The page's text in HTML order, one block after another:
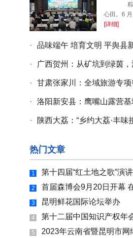
粽
心田。6
[详细]
· 品味端午 培育文明 平舆县
· 广西贺州：从矿坑到绿茵
· 甘肃张家川：全域旅游专
· 洛阳新安县：鹰嘴山露营基
· 陕西大荔：“乡约大荔·丰味
热门文章
1 第十四届“红土地之歌”演讲大赛落幕 将组
2 首届森博会9月20日开幕 在安宁西南木材林产
3 昆明鲜花国际论坛举办
4 第十二届中国知识产权年会新闻发
5 2023年云南省暨昆明市网络安全宣传周活动启动